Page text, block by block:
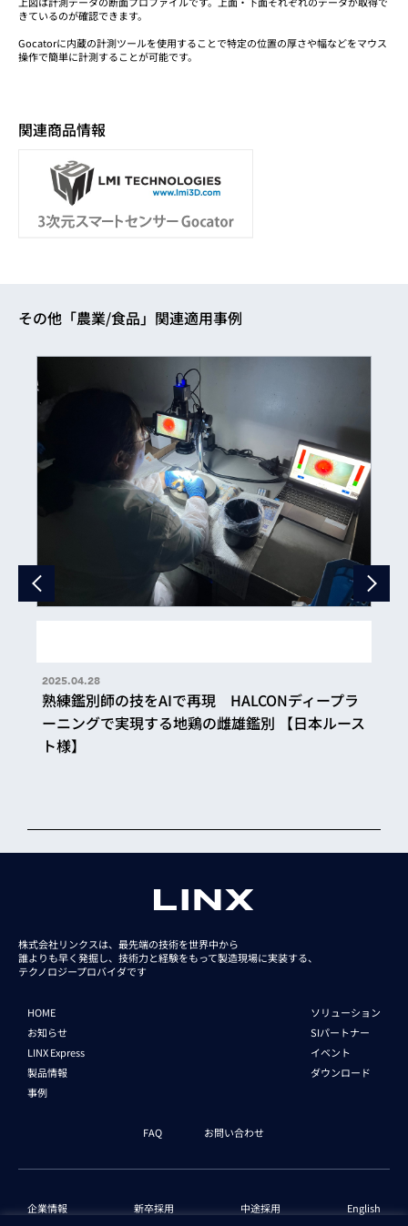
きているのが確認できます。
Gocatorに内蔵の計測ツールを使用することで特定の位置の厚さや幅などをマウス
操作で簡単に計測することが可能です。
関連商品情報
その他「農業/食品」関連適用事例
2025.04.28
熟練鑑別師の技をAIで再現 HALCONディープラ
ーニングで実現する地鶏の雌雄鑑別 【日本ルース
ト様】
株式会社リンクスは、最先端の技術を世界中から
誰よりも早く発掘し、技術力と経験をもって製造現場に実装する、
テクノロジープロバイダです
HOME
お知らせ
LINX Express
製品情報
事例
ソリューション
SIパートナー
イベント
ダウンロード
FAQ お問い合わせ
企業情報 新卒採用 中途採用 English